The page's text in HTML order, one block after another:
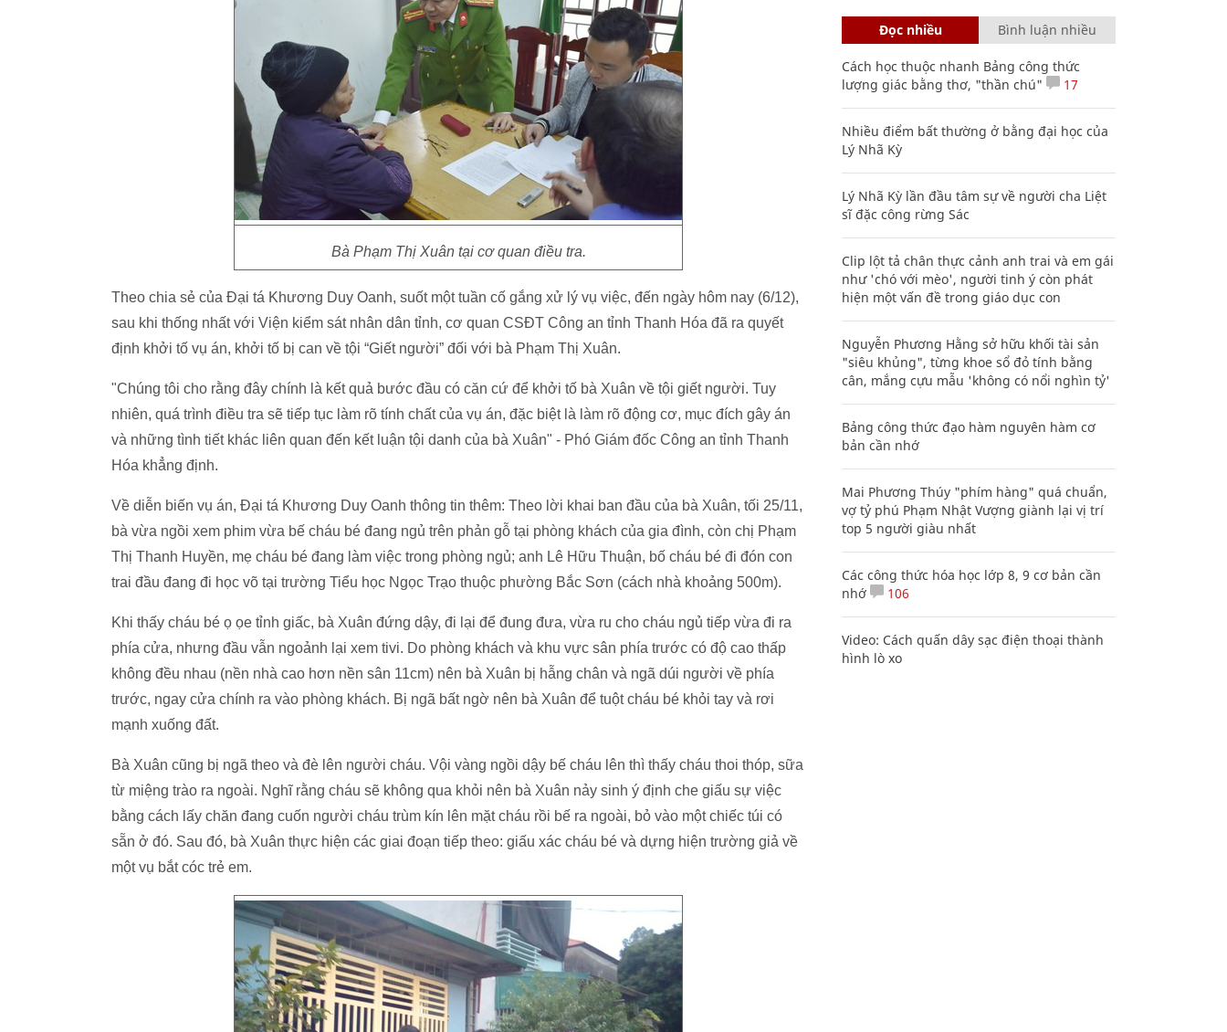
Bà Phạm Thị Xuân tại cơ quan điều tra.
Theo chia sẻ của Đại tá Khương Duy Oanh, suốt một tuần cố gắng xử lý vụ việc, đến ngày hôm nay (6/12),
sau khi thống nhất với Viện kiểm sát nhân dân tỉnh, cơ quan CSĐT Công an tỉnh Thanh Hóa đã ra quyết
định khởi tố vụ án, khởi tố bị can về tội “Giết người” đối với bà Phạm Thị Xuân.
"Chúng tôi cho rằng đây chính là kết quả bước đầu có căn cứ để khởi tố bà Xuân về tội giết người. Tuy
nhiên, quá trình điều tra sẽ tiếp tục làm rõ tính chất của vụ án, đặc biệt là làm rõ động cơ, mục đích gây án
và những tình tiết khác liên quan đến kết luận tội danh của bà Xuân" - Phó Giám đốc Công an tỉnh Thanh
Hóa khẳng định.
Về diễn biến vụ án, Đại tá Khương Duy Oanh thông tin thêm: Theo lời khai ban đầu của bà Xuân, tối 25/11,
bà vừa ngồi xem phim vừa bế cháu bé đang ngủ trên phản gỗ tại phòng khách của gia đình, còn chị Phạm
Thị Thanh Huyền, mẹ cháu bé đang làm việc trong phòng ngủ; anh Lê Hữu Thuận, bố cháu bé đi đón con
trai đầu đang đi học võ tại trường Tiểu học Ngọc Trạo thuộc phường Bắc Sơn (cách nhà khoảng 500m).
Khi thấy cháu bé ọ ọe tỉnh giấc, bà Xuân đứng dậy, đi lại để đung đưa, vừa ru cho cháu ngủ tiếp vừa đi ra
phía cửa, nhưng đầu vẫn ngoảnh lại xem tivi. Do phòng khách và khu vực sân phía trước có độ cao thấp
không đều nhau (nền nhà cao hơn nền sân 11cm) nên bà Xuân bị hẫng chân và ngã dúi người về phía
trước, ngay cửa chính ra vào phòng khách. Bị ngã bất ngờ nên bà Xuân để tuột cháu bé khỏi tay và rơi
mạnh xuống đất.
Bà Xuân cũng bị ngã theo và đè lên người cháu. Vội vàng ngồi dậy bế cháu lên thì thấy cháu thoi thóp, sữa
từ miệng trào ra ngoài. Nghĩ rằng cháu sẽ không qua khỏi nên bà Xuân nảy sinh ý định che giấu sự việc
bằng cách lấy chăn đang cuốn người cháu trùm kín lên mặt cháu rồi bế ra ngoài, bỏ vào một chiếc túi có
sẵn ở đó. Sau đó, bà Xuân thực hiện các giai đoạn tiếp theo: giấu xác cháu bé và dựng hiện trường giả về
một vụ bắt cóc trẻ em.
Đọc nhiều Bình luận nhiều
Cách học thuộc nhanh Bảng công thức
lượng giác bằng thơ, "thần chú"
17
Nhiều điểm bất thường ở bằng đại học của
Lý Nhã Kỳ
Lý Nhã Kỳ lần đầu tâm sự về người cha Liệt
sĩ đặc công rừng Sác
Clip lột tả chân thực cảnh anh trai và em gái
như 'chó với mèo', người tinh ý còn phát
hiện một vấn đề trong giáo dục con
Nguyễn Phương Hằng sở hữu khối tài sản
"siêu khủng", từng khoe sổ đỏ tính bằng
cân, mắng cựu mẫu 'không có nổi nghìn tỷ'
Bảng công thức đạo hàm nguyên hàm cơ
bản cần nhớ
Mai Phương Thúy "phím hàng" quá chuẩn,
vợ tỷ phú Phạm Nhật Vượng giành lại vị trí
top 5 người giàu nhất
Các công thức hóa học lớp 8, 9 cơ bản cần
nhớ
106
Video: Cách quấn dây sạc điện thoại thành
hình lò xo